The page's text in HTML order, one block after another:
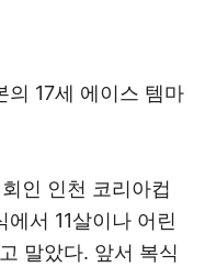
의 17세 에이스 템마
인 인천 코리아컵
서 11살이나 어린
말았다. 앞서 복식